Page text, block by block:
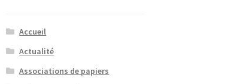
Accueil
Actualité
Associations de papiers